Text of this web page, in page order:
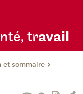
travail
et sommaire